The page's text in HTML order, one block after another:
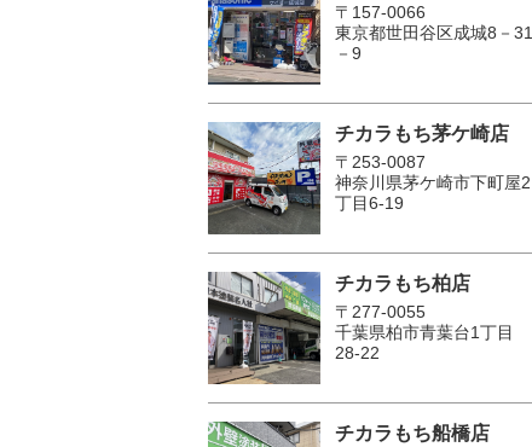
〒157-0066
東京都世田谷区成城8－31
－9
チカラもち茅ケ崎店
〒253-0087
神奈川県茅ケ崎市下町屋2
丁目6-19
チカラもち柏店
〒277-0055
千葉県柏市青葉台1丁目
28-22
チカラもち船橋店